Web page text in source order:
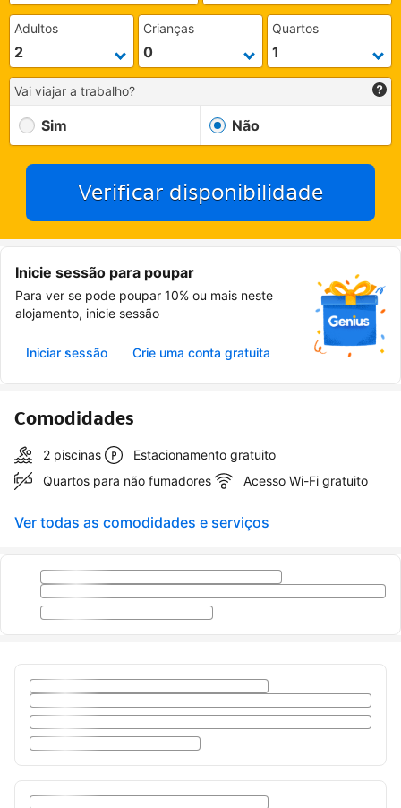
Adultos Crianças Quartos
Vai viajar a trabalho?
Sim Não
Verificar disponibilidade
Inicie sessão para poupar
Para ver se pode poupar 10% ou mais neste
alojamento, inicie sessão
Iniciar sessão Crie uma conta gratuita
Comodidades
2 piscinas
Estacionamento gratuito
Quartos para não fumadores
Acesso Wi-Fi gratuito
Ver todas as comodidades e serviços